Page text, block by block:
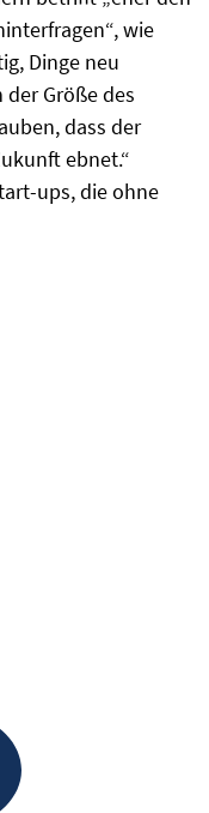
wie
Dinge neu
Größe des
dass der
ebnet.“
ups, die ohne